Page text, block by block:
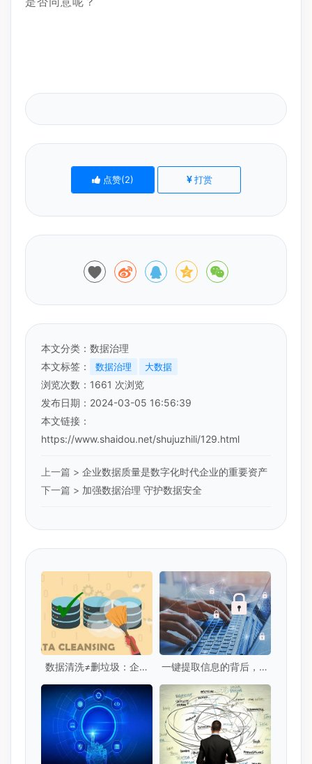
点赞(2) 打赏
本文分类： 数据治理
本文标签：
数据治理 大数据
浏览次数： 1661 次浏览
发布日期：2024-03-05 16:56:39
本文链接：
https://www.shaidou.net/shujuzhili/129.html
上一篇 > 企业数据质量是数字化时代企业的重要资产
下一篇 > 加强数据治理 守护数据安全
数据清洗≠删垃圾：企业
准是什么？
一键提取信息的背后，你